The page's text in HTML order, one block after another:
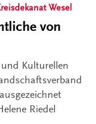
Wesel
von
Kulturellen
Riedel